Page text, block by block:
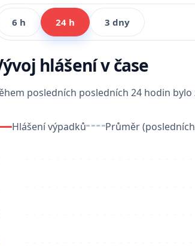
6 h 24 h 3 dny
hlášení v čase
posledních posledních 24 hodin
Hlášení výpadků Průměr